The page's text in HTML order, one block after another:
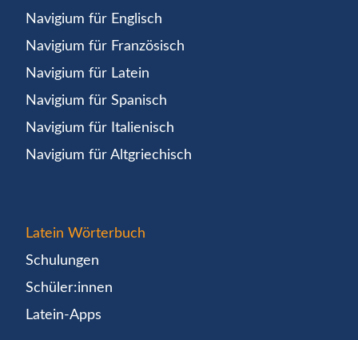
Navigium für Englisch
Navigium für Französisch
Navigium für Latein
Navigium für Spanisch
Navigium für Italienisch
Navigium für Altgriechisch
Latein Wörterbuch
Schulungen
Schüler:innen
Latein-Apps